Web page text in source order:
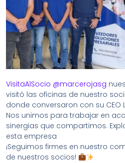
VisitaAlSocio @marcerojasg
visitó las oficinas de nuestro
donde conversaron con su CEO
Nos unimos para trabajar en
sinergias que compartimos.
esta empresa
¡Seguimos firmes en nuestro
de nuestros socios!